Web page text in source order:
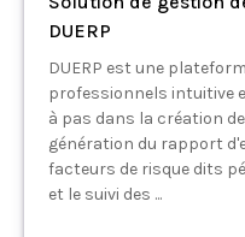
DUERP
DUERP est une
professionnels intuitive
à pas dans la création
génération du rapport
facteurs de risque dits
et le suivi des ...